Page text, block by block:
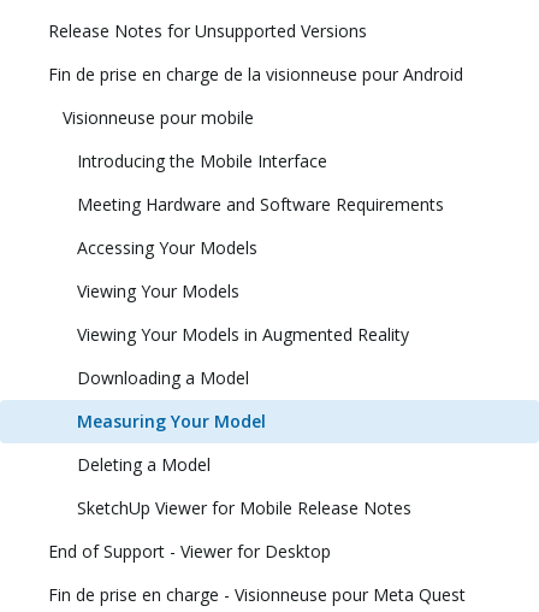
Release Notes for Unsupported Versions
Fin de prise en charge de la visionneuse pour Android
Visionneuse pour mobile
Introducing the Mobile Interface
Meeting Hardware and Software Requirements
Accessing Your Models
Viewing Your Models
Viewing Your Models in Augmented Reality
Downloading a Model
Measuring Your Model
Deleting a Model
SketchUp Viewer for Mobile Release Notes
End of Support - Viewer for Desktop
Fin de prise en charge - Visionneuse pour Meta Quest